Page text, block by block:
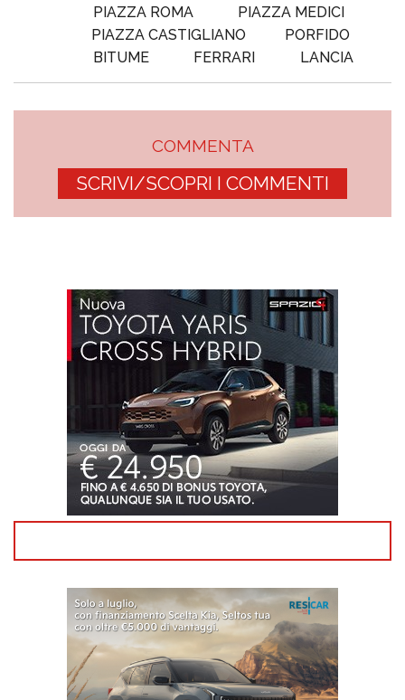
PIAZZA ROMA
PIAZZA MEDICI
PIAZZA CASTIGLIANO
PORFIDO
BITUME
FERRARI LANCIA
COMMENTA
SCRIVI/SCOPRI I COMMENTI